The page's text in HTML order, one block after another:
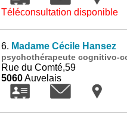
Téléconsultation disponible
6. Madame Cécile Hansez
psychothérapeute cognitivo-
Rue du Comté,59
5060Auvelais